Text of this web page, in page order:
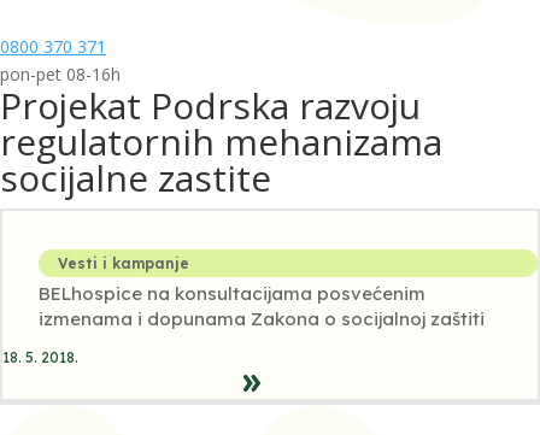
0800 370 371
pon-pet 08-16h
Projekat Podrska razvoju
regulatornih mehanizama
socijalne zastite
Vesti i kampanje
BELhospice na konsultacijama posvećenim
izmenama i dopunama Zakona o socijalnoj zaštiti
18. 5. 2018.